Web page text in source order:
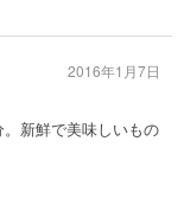
新鮮で美味しいもの
2016年1月7日